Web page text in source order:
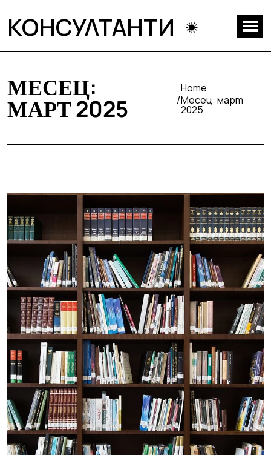
КОНСУЛТАНТИ
МЕСЕЦ:
МАРТ 2025
Home
Месец:март
2025